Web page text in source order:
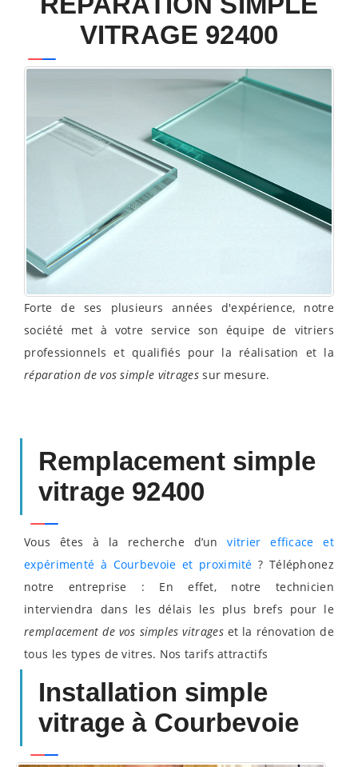
VITRAGE 92400
Forte de ses plusieurs années d'expérience, notre
société met à votre service son équipe de vitriers
professionnels et qualifiés pour la réalisation et la
réparation de vos simple vitragessur mesure.
Remplacement simple
vitrage 92400
Vous êtes à la recherche d’unvitrier efficace et
expérimenté à Courbevoie et proximité ? Téléphonez
notre entreprise : En effet, notre technicien
interviendra dans les délais les plus brefs pour le
remplacement de vos simples vitrageset la rénovation de
tous les types de vitres. Nos tarifs attractifs
Installation simple
vitrage à Courbevoie